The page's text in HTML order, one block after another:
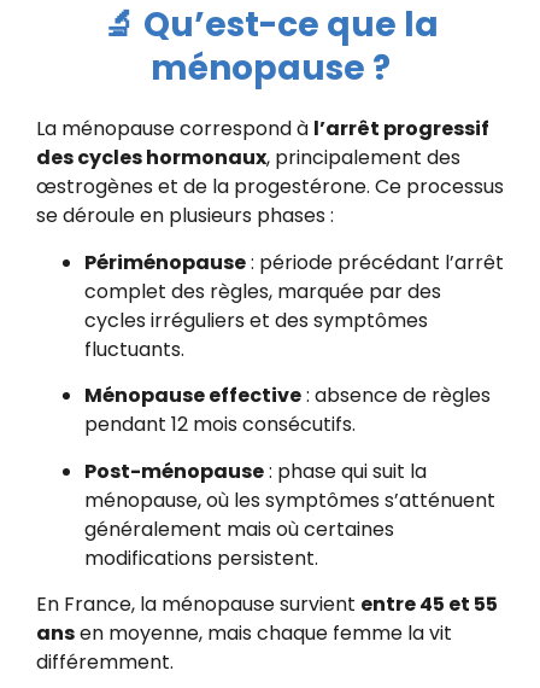
🔬 Qu’est-ce que la
ménopause ?
La ménopause correspond à l’arrêt progressif
des cycles hormonaux, principalement des
œstrogènes et de la progestérone. Ce processus
se déroule en plusieurs phases :
Périménopause: période précédant l’arrêt
complet des règles, marquée par des
cycles irréguliers et des symptômes
fluctuants.
Ménopause effective: absence de règles
pendant 12 mois consécutifs.
Post-ménopause: phase qui suit la
ménopause, où les symptômes s’atténuent
généralement mais où certaines
modifications persistent.
En France, la ménopause survient entre 45 et 55
ansen moyenne, mais chaque femme la vit
différemment.